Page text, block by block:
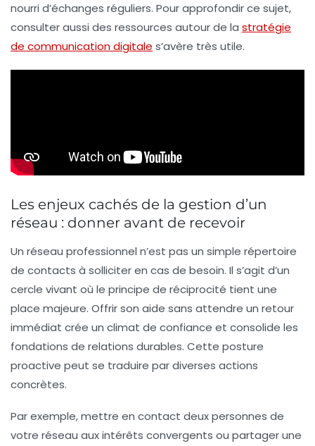
nourri d’échanges réguliers. Pour approfondir ce sujet,
consulter aussi des ressources autour de la stratégie
de communication digitale s’avère très utile.
Les enjeux cachés de la gestion d’un
réseau : donner avant de recevoir
Un réseau professionnel n’est pas un simple répertoire
de contacts à solliciter en cas de besoin. Il s’agit d’un
cercle vivant où le principe de réciprocité tient une
place majeure. Offrir son aide sans attendre un retour
immédiat crée un climat de confiance et consolide les
fondations de relations durables. Cette posture
proactive peut se traduire par diverses actions
concrètes.
Par exemple, mettre en contact deux personnes de
votre réseau aux intérêts convergents ou partager une